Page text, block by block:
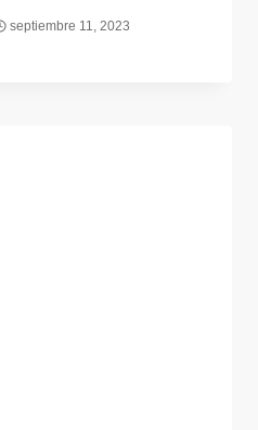
septiembre 11, 2023